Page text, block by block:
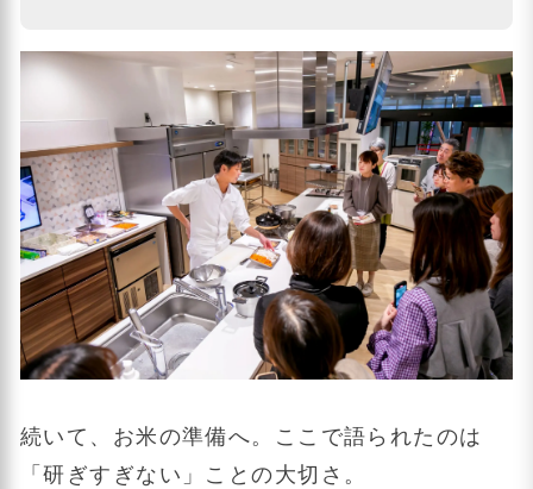
続いて、お米の準備へ。ここで語られたのは
「研ぎすぎない」ことの大切さ。